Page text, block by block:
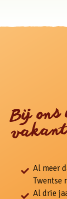
Bij ons
Al meer
Twentse
Al drie